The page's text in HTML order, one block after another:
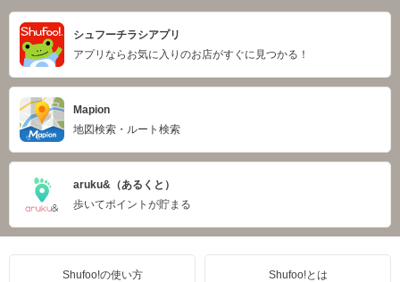
シュフーチラシアプリ
アプリならお気に入りのお店がすぐに見つかる！
Mapion
地図検索・ルート検索
aruku&（あるくと）
歩いてポイントが貯まる
Shufoo!の使い方 Shufoo!とは